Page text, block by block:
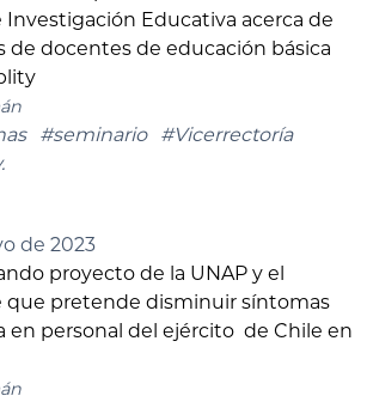
Investigación Educativa acerca de
de docentes de educación básica
#seminario
#Vicerrectoría
de 2023
proyecto de la UNAP y el
que pretende disminuir síntomas
en personal del ejército de Chile en